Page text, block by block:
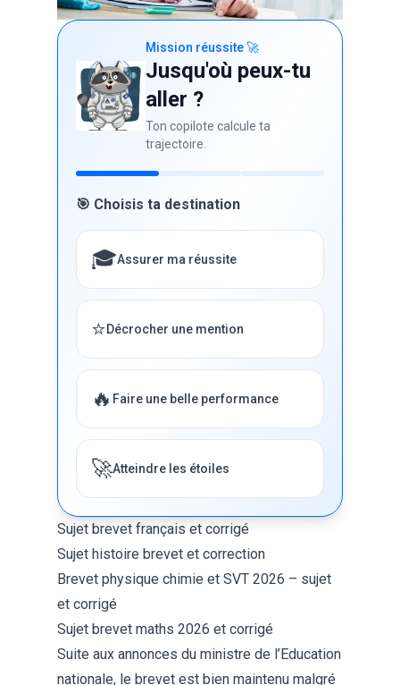
Mission réussite 🚀
Jusqu'où peux-tu
aller ?
Ton copilote calcule ta
trajectoire.
🎯 Choisis ta destination
🎓Assurer ma réussite
⭐Décrocher une mention
🔥 Faire une belle performance
🚀Atteindre les étoiles
Sujet brevet français et corrigé
Sujet histoire brevet et correction
Brevet physique chimie et SVT 2026 – sujet
et corrigé
Sujet brevet maths 2026 et corrigé
Suite aux annonces du ministre de l’Education
nationale, le brevet est bien maintenu malgré